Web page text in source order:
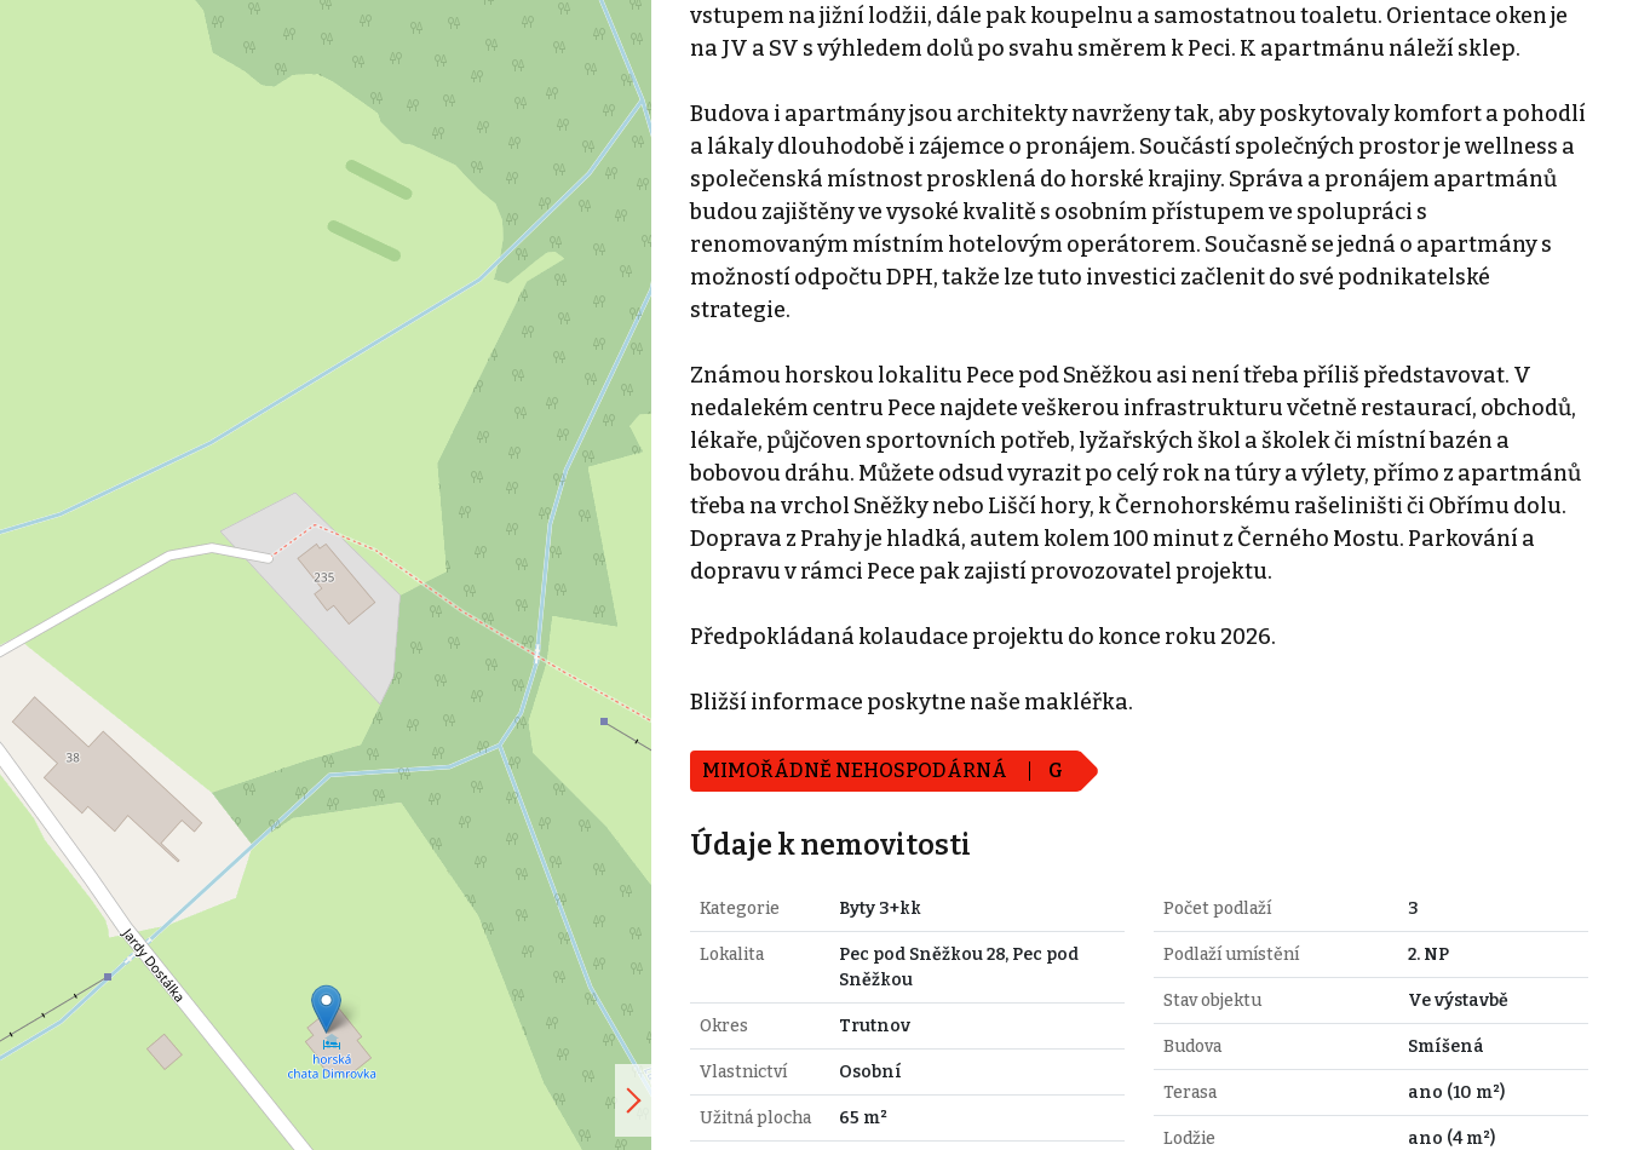
vstupem na jižní lodžii, dále pak koupelnu a samostatnou toaletu. Orientace oken je
na JV a SV s výhledem dolů po svahu směrem k Peci. K apartmánu náleží sklep.
Budova i apartmány jsou architekty navrženy tak, aby poskytovaly komfort a pohodlí
a lákaly dlouhodobě i zájemce o pronájem. Součástí společných prostor je wellness a
společenská místnost prosklená do horské krajiny. Správa a pronájem apartmánů
budou zajištěny ve vysoké kvalitě s osobním přístupem ve spolupráci s
renomovaným místním hotelovým operátorem. Současně se jedná o apartmány s
možností odpočtu DPH, takže lze tuto investici začlenit do své podnikatelské
strategie.
Známou horskou lokalitu Pece pod Sněžkou asi není třeba příliš představovat. V
nedalekém centru Pece najdete veškerou infrastrukturu včetně restaurací, obchodů,
lékaře, půjčoven sportovních potřeb, lyžařských škol a školek či místní bazén a
bobovou dráhu. Můžete odsud vyrazit po celý rok na túry a výlety, přímo z apartmánů
třeba na vrchol Sněžky nebo Liščí hory, k Černohorskému rašeliništi či Obřímu dolu.
Doprava z Prahy je hladká, autem kolem 100 minut z Černého Mostu. Parkování a
dopravu v rámci Pece pak zajistí provozovatel projektu.
Předpokládaná kolaudace projektu do konce roku 2026.
Bližší informace poskytne naše makléřka.
MIMOŘÁDNĚ NEHOSPODÁRNÁ G
Údaje k nemovitosti
Kategorie Byty 3+kk
Lokalita
Pec pod Sněžkou 28, Pec pod
Sněžkou
Okres Trutnov
Vlastnictví Osobní
Užitná plocha 65 m²
Počet podlaží 3
Podlaží umístění 2. NP
Stav objektu Ve výstavbě
Budova Smíšená
Terasa ano (10 m²)
Lodžie ano (4 m²)